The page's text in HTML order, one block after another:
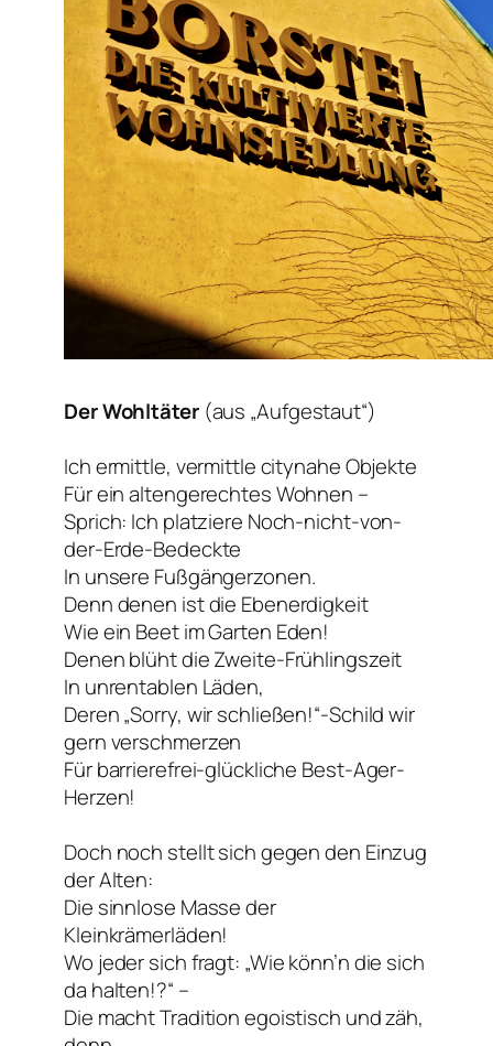
Der Wohltäter(aus „Aufgestaut“)
Ich ermittle, vermittle citynahe Objekte
Für ein altengerechtes Wohnen –
Sprich: Ich platziere Noch-nicht-von-
der-Erde-Bedeckte
In unsere Fußgängerzonen.
Denn denen ist die Ebenerdigkeit
Wie ein Beet im Garten Eden!
Denen blüht die Zweite-Frühlingszeit
In unrentablen Läden,
Deren „Sorry, wir schließen!“-Schild wir
gern verschmerzen
Für barrierefrei-glückliche Best-Ager-
Herzen!
Doch noch stellt sich gegen den Einzug
der Alten:
Die sinnlose Masse der
Kleinkrämerläden!
Wo jeder sich fragt: „Wie könn’n die sich
da halten!?“ –
Die macht Tradition egoistisch und zäh,